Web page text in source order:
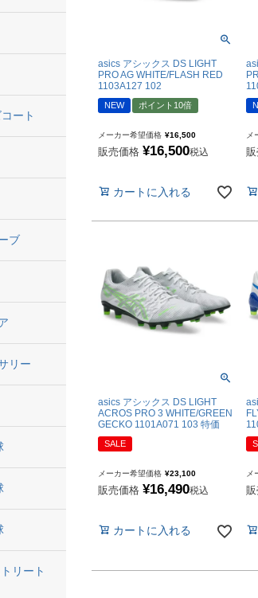
スポーツバッグ|カジュアルバック
シンガード
シューレース
取り替え式スタッド|レンチ
お手入れグッズ
インソール
アクセサリー
ソックス
ウォームアイテム
コーチ・トレーニング用品
ート
ブ
リー
リート
asics アシックス DS LIGHT
PRO AG WHITE/FLASH RED
1103A127 102
NEW ポイント10倍
メーカー希望価格 ¥16,500
販売価格 ¥16,500税込
カートに入れる
メ
asics アシックス DS LIGHT
ACROS PRO 3 WHITE/GREEN
GECKO 1101A071 103 特価
SALE
メーカー希望価格 ¥23,100
販売価格 ¥16,490税込
カートに入れる
メ